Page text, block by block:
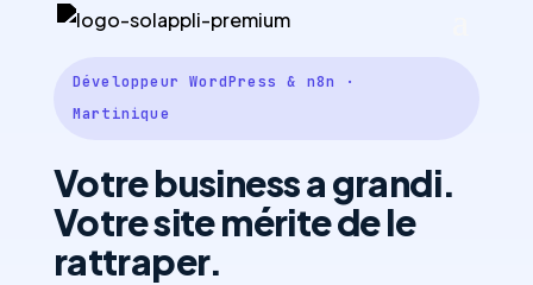
Développeur WordPress & n8n ·
Martinique
Votre business a grandi.
Votre site mérite de le
rattraper.